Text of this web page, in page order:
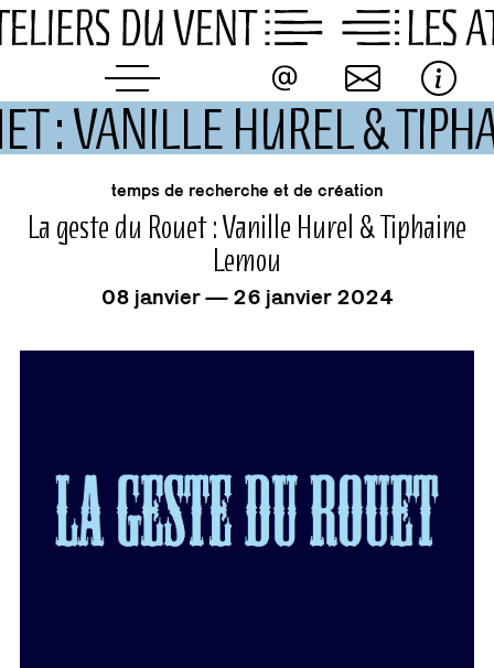
Skip
to
: VANILLE HUREL &
événement
temps de recherche et de création
La geste du Rouet : Vanille Hurel & Tiphaine
Lemou
08 janvier — 26 janvier 2024